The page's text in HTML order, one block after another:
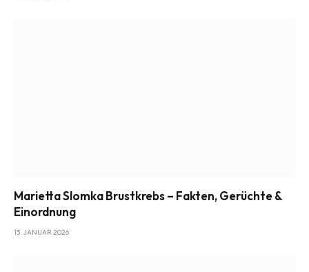
Marietta Slomka Brustkrebs – Fakten, Gerüchte &
Einordnung
13. JANUAR 2026